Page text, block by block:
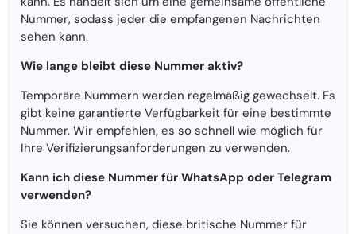
Nummer, sodass jeder die empfangenen Nachrichten
sehen kann.
Wie lange bleibt diese Nummer aktiv?
Temporäre Nummern werden regelmäßig gewechselt. Es
gibt keine garantierte Verfügbarkeit für eine bestimmte
Nummer. Wir empfehlen, es so schnell wie möglich für
Ihre Verifizierungsanforderungen zu verwenden.
Kann ich diese Nummer für WhatsApp oder Telegram
verwenden?
Sie können versuchen, diese britische Nummer für